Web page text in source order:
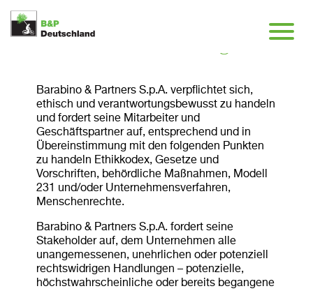
Whistleblowing
Barabino & Partners S.p.A. verpflichtet sich,
ethisch und verantwortungsbewusst zu handeln
und fordert seine Mitarbeiter und
Geschäftspartner auf, entsprechend und in
Übereinstimmung mit den folgenden Punkten
zu handeln Ethikkodex, Gesetze und
Vorschriften, behördliche Maßnahmen, Modell
231 und/oder Unternehmensverfahren,
Menschenrechte.
Barabino & Partners S.p.A. fordert seine
Stakeholder auf, dem Unternehmen alle
unangemessenen, unehrlichen oder potenziell
rechtswidrigen Handlungen – potenzielle,
höchstwahrscheinliche oder bereits begangene